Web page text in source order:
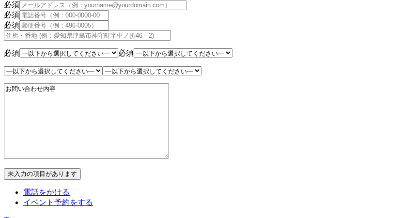
必須
必須
必須
必須 必須
電話をかける
イベント予約をする